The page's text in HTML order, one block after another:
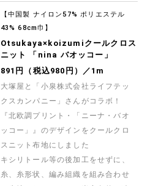
【中国製 ナイロン57% ポリエステル
43% 68cm巾】
Otsukaya×koizumiクールクロス
ニット 「nina バオッコー」
891円（税込980円）／1m
大塚屋と「小泉株式会社ライフテッ
クスカンパニー」さんがコラボ！
『北欧調プリント・「ニーナ・バオ
ッコー」』のデザインをクールクロ
スニット布地にしました
キシリトール等の後加工をせずに、
糸、糸形状、編み組織を組み合わせ